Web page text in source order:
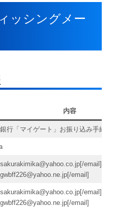
ッシングメー
内容
行「マイゲート」お振り込み手続き
email]
email]
email]
email]